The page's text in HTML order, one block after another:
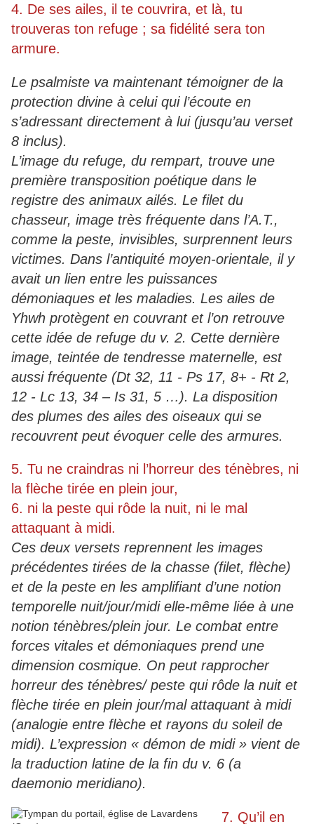
4. De ses ailes, il te couvrira, et là, tu
trouveras ton refuge ; sa fidélité sera ton
armure.
Le psalmiste va maintenant témoigner de la
protection divine à celui qui l’écoute en
s’adressant directement à lui (jusqu’au verset
8 inclus).
L’image du refuge, du rempart, trouve une
première transposition poétique dans le
registre des animaux ailés. Le filet du
chasseur, image très fréquente dans l’A.T.,
comme la peste, invisibles, surprennent leurs
victimes. Dans l’antiquité moyen-orientale, il y
avait un lien entre les puissances
démoniaques et les maladies. Les ailes de
Yhwh protègent en couvrant et l’on retrouve
cette idée de refuge du v. 2. Cette dernière
image, teintée de tendresse maternelle, est
aussi fréquente (Dt 32, 11 - Ps 17, 8+ - Rt 2,
12 - Lc 13, 34 – Is 31, 5 …). La disposition
des plumes des ailes des oiseaux qui se
recouvrent peut évoquer celle des armures.
5. Tu ne craindras ni l’horreur des ténèbres, ni
la flèche tirée en plein jour,
6. ni la peste qui rôde la nuit, ni le mal
attaquant à midi.
Ces deux versets reprennent les images
précédentes tirées de la chasse (filet, flèche)
et de la peste en les amplifiant d’une notion
temporelle nuit/jour/midi elle-même liée à une
notion ténèbres/plein jour. Le combat entre
forces vitales et démoniaques prend une
dimension cosmique. On peut rapprocher
horreur des ténèbres/ peste qui rôde la nuit et
flèche tirée en plein jour/mal attaquant à midi
(analogie entre flèche et rayons du soleil de
midi). L’expression « démon de midi » vient de
la traduction latine de la fin du v. 6 (a
daemonio meridiano).
7. Qu’il en